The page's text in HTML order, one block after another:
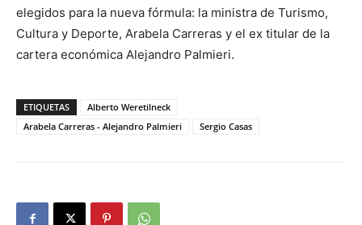
elegidos para la nueva fórmula: la ministra de Turismo,
Cultura y Deporte, Arabela Carreras y el ex titular de la
cartera económica Alejandro Palmieri.
ETIQUETAS
Alberto Weretilneck
Arabela Carreras - Alejandro Palmieri
Sergio Casas